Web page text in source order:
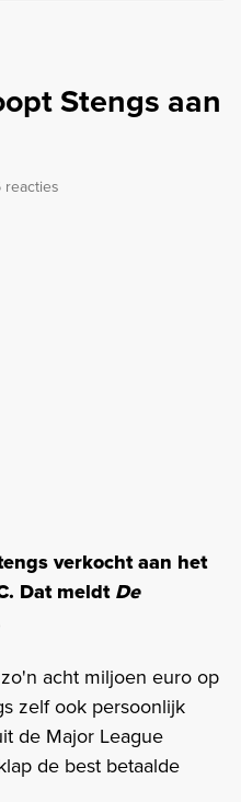
Stengs aan
reacties
verkocht aan het
Dat meldtDe
acht miljoen euro op
zelf ook persoonlijk
de Major League
de best betaalde